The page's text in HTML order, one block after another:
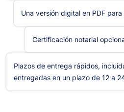
Una versión digital en PDF
Certificación notarial
Plazos de entrega rápidos,
entregadas en un plazo de 12 a